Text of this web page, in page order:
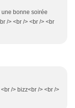
une bonne soirée
/> <br /> <br /> <br
/> bizz<br /> <br />